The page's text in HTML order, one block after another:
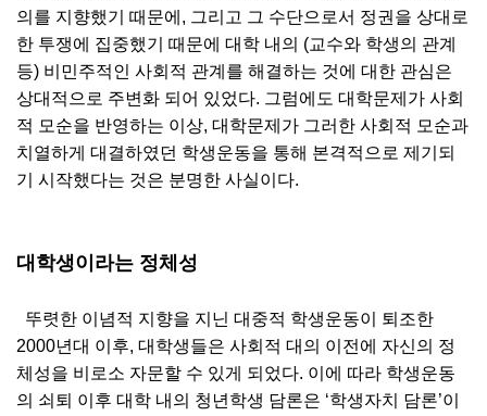
의를 지향했기 때문에, 그리고 그 수단으로서 정권을 상대로
한 투쟁에 집중했기 때문에 대학 내의 (교수와 학생의 관계
등) 비민주적인 사회적 관계를 해결하는 것에 대한 관심은
상대적으로 주변화 되어 있었다. 그럼에도 대학문제가 사회
적 모순을 반영하는 이상, 대학문제가 그러한 사회적 모순과
치열하게 대결하였던 학생운동을 통해 본격적으로 제기되
기 시작했다는 것은 분명한 사실이다.
대학생이라는 정체성
뚜렷한 이념적 지향을 지닌 대중적 학생운동이 퇴조한
2000년대 이후, 대학생들은 사회적 대의 이전에 자신의 정
체성을 비로소 자문할 수 있게 되었다. 이에 따라 학생운동
의 쇠퇴 이후 대학 내의 청년학생 담론은 ‘학생자치 담론’이